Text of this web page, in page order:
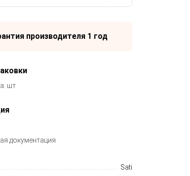
производителя 1 год
шт
документация
Sati